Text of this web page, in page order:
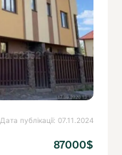
Дата публікації: 07.11.2024
87000$